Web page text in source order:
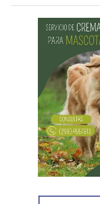
hombres le habían
efectivo y dos
recuperó parte de
primer involucrado.
En forma paralela,
una vivienda
señalada por la
sospechosoy se
en el marco de la